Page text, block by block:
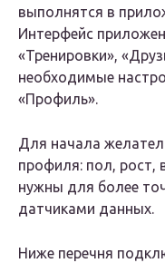
выполнятся в
Интерфейс
«Тренировки»,
необходимые
«Профиль».
Для начала
профиля: пол, рост,
нужны для более
датчиками данных.
Ниже перечня